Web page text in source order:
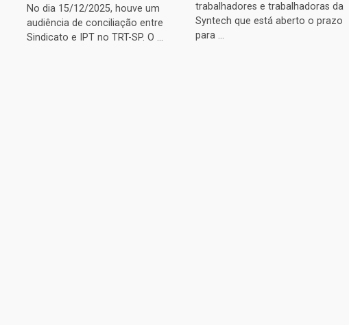
No dia 15/12/2025, houve um
audiência de conciliação entre
Sindicato e IPT no TRT-SP. O ...
trabalhadores e trabalhadoras da
Syntech que está aberto o prazo
para ...